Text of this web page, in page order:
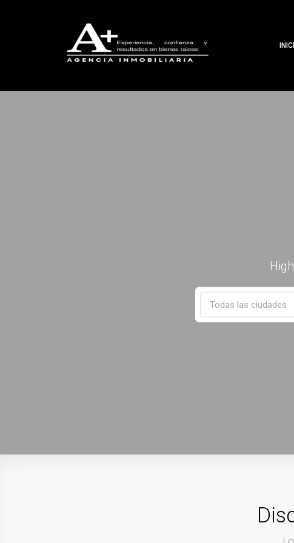
Todas las ciudades